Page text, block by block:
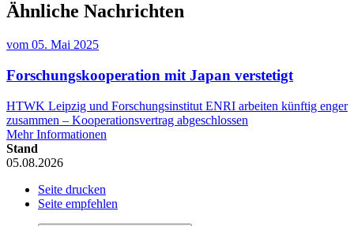
Ähnliche Nachrichten
vom 05. Mai 2025
Forschungskooperation mit Japan verstetigt
HTWK Leipzig und Forschungsinstitut ENRI arbeiten künftig enger
zusammen – Kooperationsvertrag abgeschlossen
Mehr Informationen
Stand
05.08.2026
Seite drucken
Seite empfehlen